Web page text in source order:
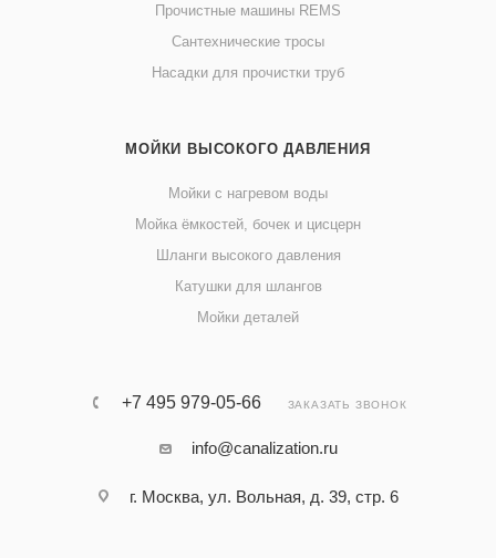
Прочистные машины REMS
Сантехнические тросы
Насадки для прочистки труб
МОЙКИ ВЫСОКОГО ДАВЛЕНИЯ
Мойки с нагревом воды
Мойка ёмкостей, бочек и цисцерн
Шланги высокого давления
Катушки для шлангов
Мойки деталей
+7 495 979-05-66 ЗАКАЗАТЬ ЗВОНОК
info@canalization.ru
г. Москва, ул. Вольная, д. 39, стр. 6